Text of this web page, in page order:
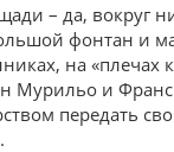
– да, вокруг
фонтан и
на
Мурильо и
передать